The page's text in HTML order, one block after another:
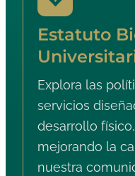
Estatuto
Explora las
servicios
desarrollo
mejorando la
nuestra